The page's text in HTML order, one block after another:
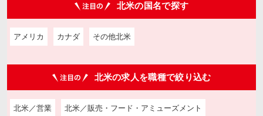
北米の国名で探す
アメリカ カナダ その他北米
北米の求人を職種で絞り込む
北米／営業 北米／販売・フード・アミューズメント